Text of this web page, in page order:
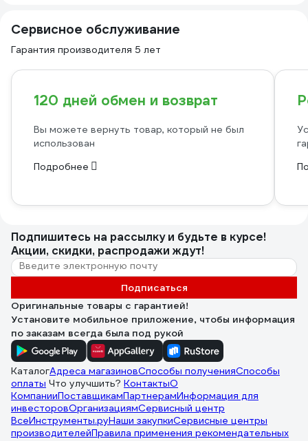
Сервисное обслуживание
Гарантия производителя 5 лет
120 дней обмен и возврат
Вы можете вернуть товар, который не был
использован
Подробнее
Подпишитесь на рассылкуи будьте в курсе!
Акции, скидки, распродажи ждут!
Подписаться
Оригинальные товары с гарантией!
Установите мобильное приложение, чтобы информация
по заказам всегда была под рукой
КаталогАдреса магазиновСпособы полученияСпособы
оплаты Что улучшить? КонтактыО
КомпанииПоставщикамПартнерамИнформация для
инвесторовОрганизациямСервисный центр
ВсеИнструменты.руНаши закупкиСервисные центры
производителейПравила применения рекомендательных